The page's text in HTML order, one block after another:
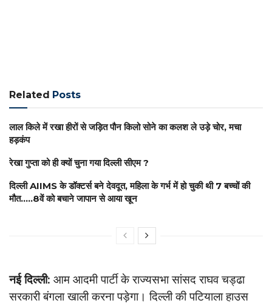
Related Posts
लाल किले में रखा हीरों से जड़ित पौन किलो सोने का कलश ले उड़े चोर, मचा
हड़कंप
रेखा गुप्ता को ही क्यों चुना गया दिल्ली सीएम ?
दिल्ली AIIMS के डॉक्टर्स बने देवदूत, महिला के गर्भ में हो चुकी थी 7 बच्चों की
मौत…..8वें को बचाने जापान से आया खून
नई दिल्ली: आम आदमी पार्टी के राज्यसभा सांसद राघव चड्ढा
सरकारी बंगला खाली करना पड़ेगा। दिल्ली की पटियाला हाउस